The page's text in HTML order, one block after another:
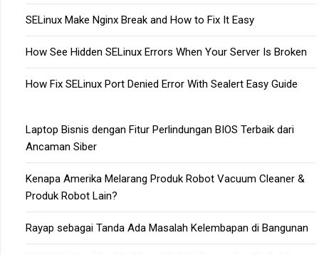
SELinux Make Nginx Break and How to Fix It Easy
How See Hidden SELinux Errors When Your Server Is Broken
How Fix SELinux Port Denied Error With Sealert Easy Guide
Laptop Bisnis dengan Fitur Perlindungan BIOS Terbaik dari
Ancaman Siber
Kenapa Amerika Melarang Produk Robot Vacuum Cleaner &
Produk Robot Lain?
Rayap sebagai Tanda Ada Masalah Kelembapan di Bangunan